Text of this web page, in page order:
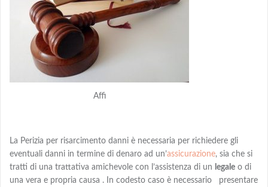
Affi
La Perizia per risarcimento danni è necessaria per richiedere gli
eventuali danni in termine di denaro ad un’assicurazione, sia che si
tratti di una trattativa amichevole con l’assistenza di un legale o di
una vera e propria causa . In codesto caso è necessario presentare